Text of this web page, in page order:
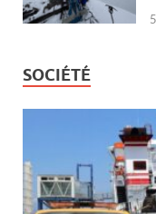
SOCIÉTÉ